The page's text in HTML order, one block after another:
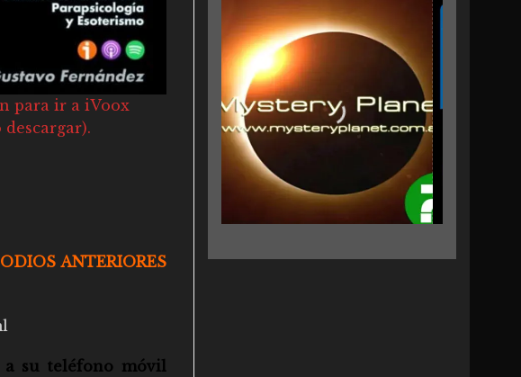
para ir a iVoox
descargar).
ANTERIORES
a su teléfono móvil